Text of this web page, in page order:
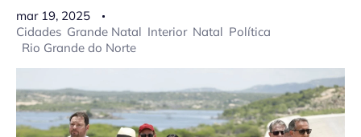
mar 19, 2025
Cidades Grande Natal Interior Natal Política
Rio Grande do Norte